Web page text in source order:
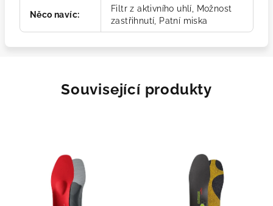
Něco navíc:
Filtr z aktivního uhlí, Možnost
zastřihnutí, Patní miska
Související produkty